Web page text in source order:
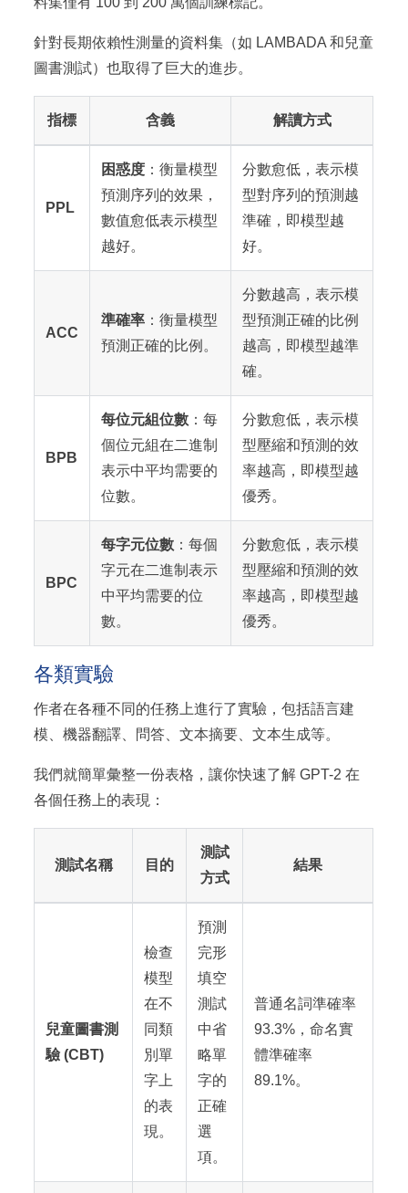
針對長期依賴性測量的資料集（如 LAMBADA 和兒童
圖書測試）也取得了巨大的進步。
指標 含義 解讀方式
PPL
困惑度 ：衡量模型
預測序列的效果，
數值愈低表示模型
越好。
分數愈低，表示模
型對序列的預測越
準確，即模型越
好。
ACC
準確率 ：衡量模型
預測正確的比例。
分數越高，表示模
型預測正確的比例
越高，即模型越準
確。
BPB
每位元組位數 ：每
個位元組在二進制
表示中平均需要的
位數。
分數愈低，表示模
型壓縮和預測的效
率越高，即模型越
優秀。
BPC
每字元位數 ：每個
字元在二進制表示
中平均需要的位
數。
分數愈低，表示模
型壓縮和預測的效
率越高，即模型越
優秀。
各類實驗
作者在各種不同的任務上進行了實驗，包括語言建
模、機器翻譯、問答、文本摘要、文本生成等。
我們就簡單彙整一份表格，讓你快速了解 GPT-2 在
各個任務上的表現：
測試名稱 目的
測試
方式
結果
兒童圖書測
驗 (CBT)
檢查
模型
在不
同類
別單
字上
的表
現。
預測
完形
填空
測試
中省
略單
字的
正確
選
項。
普通名詞準確率
93.3%，命名實
體準確率
89.1%。